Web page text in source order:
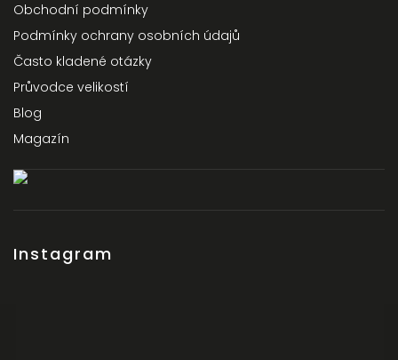
Obchodní podmínky
Podmínky ochrany osobních údajů
Často kladené otázky
Průvodce velikostí
Blog
Magazín
Instagram